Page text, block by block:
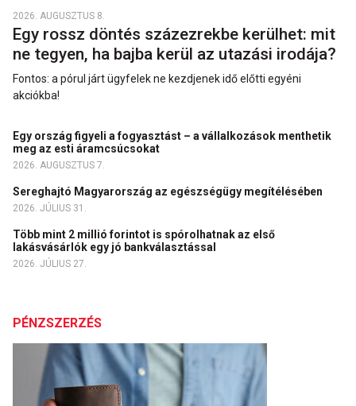
2026. AUGUSZTUS 8.
Egy rossz döntés százezrekbe kerülhet: mit
ne tegyen, ha bajba kerül az utazási irodája?
Fontos: a pórul járt ügyfelek ne kezdjenek idő előtti egyéni
akciókba!
Egy ország figyeli a fogyasztást – a vállalkozások menthetik
meg az esti áramcsúcsokat
2026. AUGUSZTUS 7.
Sereghajtó Magyarország az egészségügy megítélésében
2026. JÚLIUS 31.
Több mint 2 millió forintot is spórolhatnak az első
lakásvásárlók egy jó bankválasztással
2026. JÚLIUS 27.
PÉNZSZERZÉS